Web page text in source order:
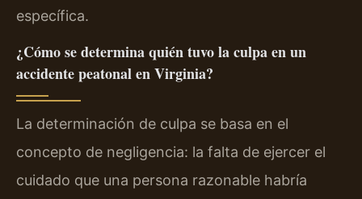
específica.
¿Cómo se determina quién tuvo la culpa en un
accidente peatonal en Virginia?
La determinación de culpa se basa en el
concepto de negligencia: la falta de ejercer el
cuidado que una persona razonable habría